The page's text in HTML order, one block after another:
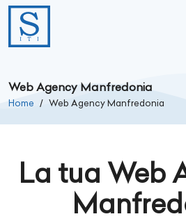
Web Agency Manfredonia
Home Web Agency Manfredonia
La tua Web